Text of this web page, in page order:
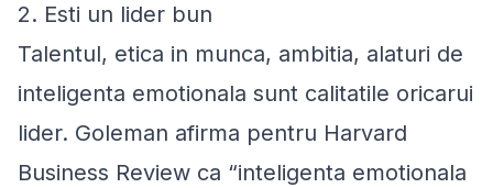
2. Esti un lider bun
Talentul, etica in munca, ambitia, alaturi de
inteligenta emotionala sunt calitatile oricarui
lider. Goleman afirma pentru Harvard
Business Review ca “inteligenta emotionala